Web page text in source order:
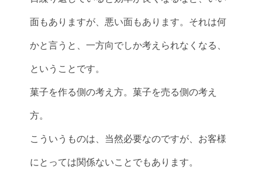
面もありますが、悪い面もあります。それは何
かと言うと、一方向でしか考えられなくなる、
ということです。
菓子を作る側の考え方。菓子を売る側の考え
方。
こういうものは、当然必要なのですが、お客様
にとっては関係ないことでもあります。